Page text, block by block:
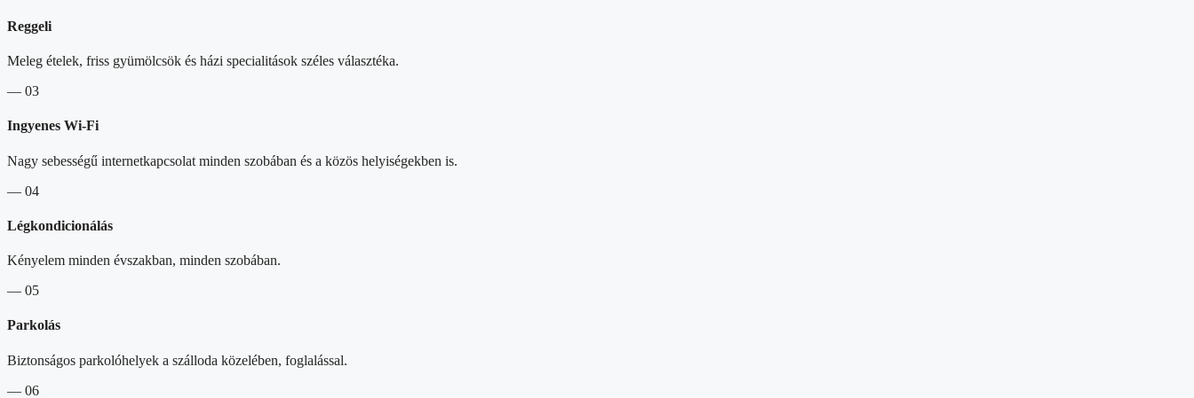
Reggeli
Meleg ételek, friss gyümölcsök és házi specialitások széles választéka.
— 03
Ingyenes Wi-Fi
Nagy sebességű internetkapcsolat minden szobában és a közös helyiségekben is.
— 04
Légkondicionálás
Kényelem minden évszakban, minden szobában.
— 05
Parkolás
Biztonságos parkolóhelyek a szálloda közelében, foglalással.
— 06